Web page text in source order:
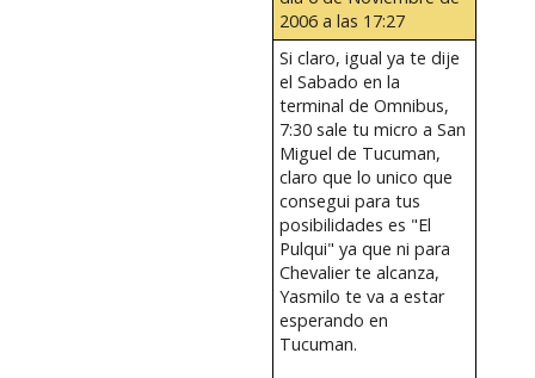
2006 a las 17:27
Si claro, igual ya te dije
el Sabado en la
terminal de Omnibus,
7:30 sale tu micro a San
Miguel de Tucuman,
claro que lo unico que
consegui para tus
posibilidades es "El
Pulqui" ya que ni para
Chevalier te alcanza,
Yasmilo te va a estar
esperando en
Tucuman.